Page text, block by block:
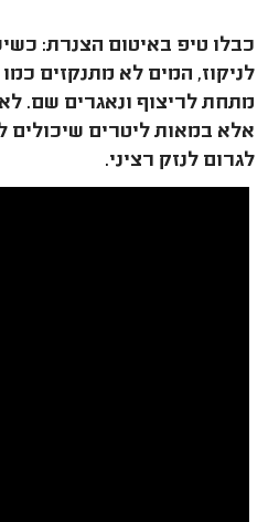
כבלו טיפ באיטום הצנרת:
לניקוז, המים לא מתנקזים
מתחת לריצוף ונאגרים שם.
אלא במאות ליטרים שיכולים
לגרום לנזק רציני.